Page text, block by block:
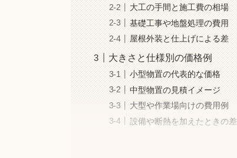
大工の手間と施工費の相場
基礎工事や地盤処理の費用
屋根外装と仕上げによる差
大きさと仕様別の価格例
小型物置の代表的な価格
中型物置の見積イメージ
大型や作業場向けの費用例
設備や断熱を加えたときの差